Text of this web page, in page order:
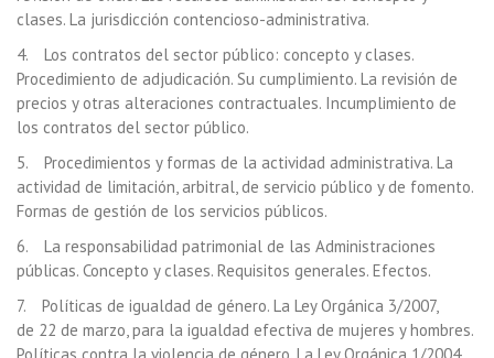
clases. La jurisdicción contencioso-administrativa.
4. Los contratos del sector público: concepto y clases.
Procedimiento de adjudicación. Su cumplimiento. La revisión de
precios y otras alteraciones contractuales. Incumplimiento de
los contratos del sector público.
5. Procedimientos y formas de la actividad administrativa. La
actividad de limitación, arbitral, de servicio público y de fomento.
Formas de gestión de los servicios públicos.
6. La responsabilidad patrimonial de las Administraciones
públicas. Concepto y clases. Requisitos generales. Efectos.
7. Políticas de igualdad de género. La Ley Orgánica 3/2007,
de 22 de marzo, para la igualdad efectiva de mujeres y hombres.